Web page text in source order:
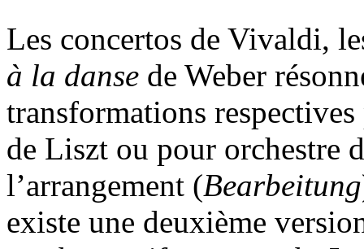
Les concertos de Vivaldi,
à la danse de Weber
transformations
de Liszt ou pour orchestre
l’arrangement (Bearbeitung
existe une deuxième